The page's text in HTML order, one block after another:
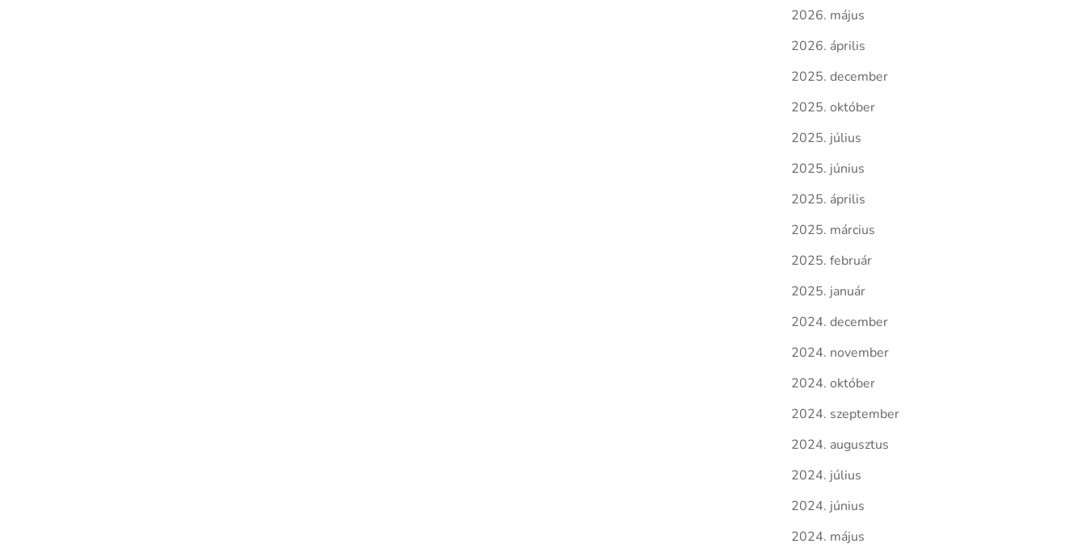
2026. május
2026. április
2025. december
2025. október
2025. július
2025. június
2025. április
2025. március
2025. február
2025. január
2024. december
2024. november
2024. október
2024. szeptember
2024. augusztus
2024. július
2024. június
2024. május